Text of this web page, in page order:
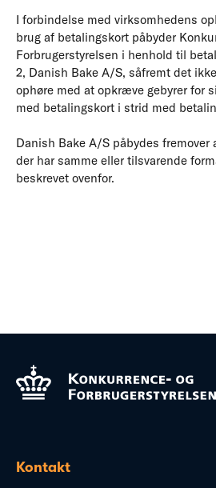
I forbindelse med virksomhedens
brug af betalingskort påbyder
Forbrugerstyrelsen i henhold til
2, Danish Bake A/S, såfremt det
ophøre med at opkræve gebyrer for
med betalingskort i strid med
Danish Bake A/S påbydes
der har samme eller tilsvarende
beskrevet ovenfor.
Kontakt